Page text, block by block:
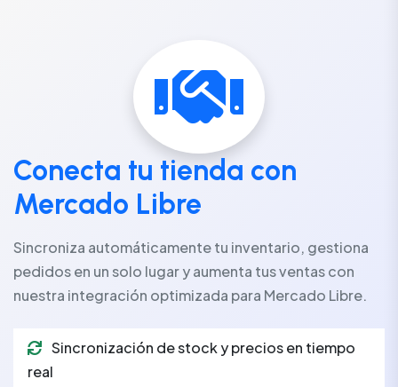
Conecta tu tienda con
Mercado Libre
Sincroniza automáticamente tu inventario, gestiona
pedidos en un solo lugar y aumenta tus ventas con
nuestra integración optimizada para Mercado Libre.
Sincronización de stock y precios en tiempo
real